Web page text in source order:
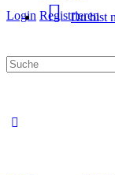
Login Registrieren
Du bist
Suche
nach: